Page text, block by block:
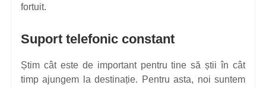
fortuit.
Suport telefonic constant
Știm cât este de important pentru tine să știi în cât
timp ajungem la destinație. Pentru asta, noi suntem